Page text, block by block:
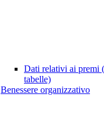
Dati relativi ai premi
tabelle)
Benessere organizzativo